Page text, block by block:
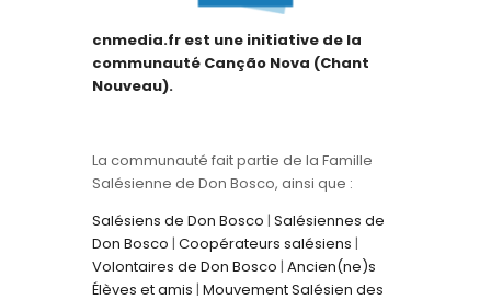
cnmedia.fr est une initiative de la
communauté Canção Nova (Chant
Nouveau).
La communauté fait partie de la Famille
Salésienne de Don Bosco, ainsi que :
Salésiens de Don Bosco | Salésiennes de
Don Bosco | Coopérateurs salésiens |
Volontaires de Don Bosco | Ancien(ne)s
Élèves et amis | Mouvement Salésien des